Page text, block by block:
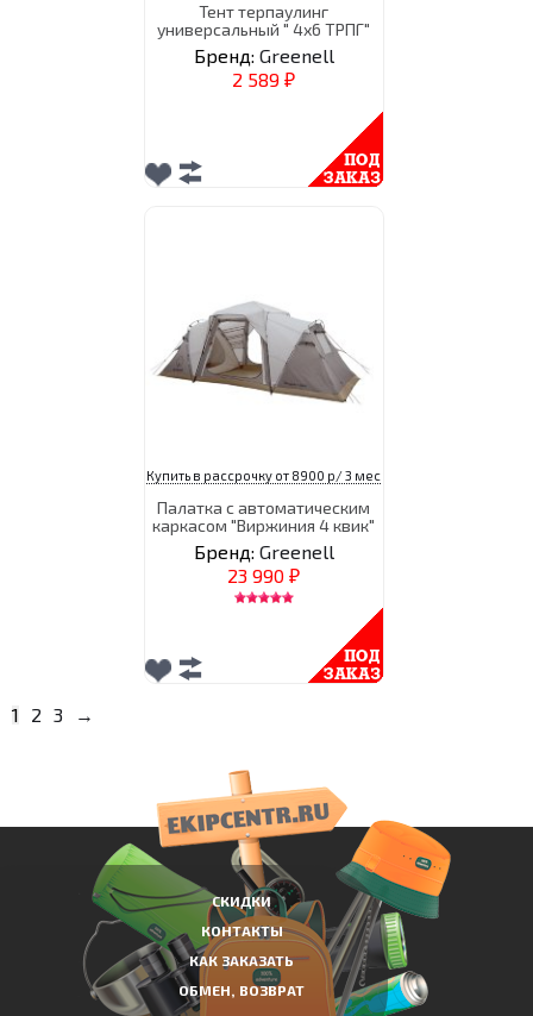
Тент терпаулинг
универсальный " 4х6 ТРПГ"
Бренд: Greenell
2 589 ₽
Купить в рассрочку от 8900 р/ 3 мес
Палатка с автоматическим
каркасом "Виржиния 4 квик"
Бренд: Greenell
23 990 ₽
1 2 3 →
СКИДКИ
КОНТАКТЫ
КАК ЗАКАЗАТЬ
ОБМЕН, ВОЗВРАТ